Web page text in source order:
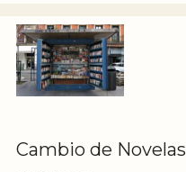
Cambio de Novelas